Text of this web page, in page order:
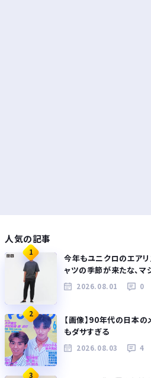
人気の記事
1
今年もユニクロのエア
ャツの季節が来たな、
2026.08.01 0
2
【画像】90年代の日本の
もダサすぎる
2026.08.03 4
3